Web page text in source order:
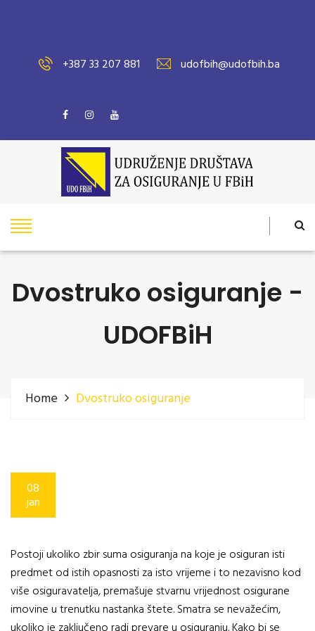
+387 33 207 881 udofbih@udofbih.ba
Dvostruko osiguranje -
UDOFBiH
Home Dvostruko osiguranje
08
jan
Postoji ukoliko zbir suma osiguranja na koje je osiguran isti
predmet od istih opasnosti za isto vrijeme i to nezavisno kod
više osiguravatelja, premašuje stvarnu vrijednost osigurane
imovine u trenutku nastanka štete. Smatra se nevažećim,